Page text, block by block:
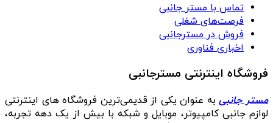
تماس با مستر جانبی
فرصت‌های شغلی
فروش در مسترجانبی
اخباری فناوری
فروشگاه اینترنتی مسترجانبی
مستر جانبیبه عنوان یکی از قدیمی‌ترین فروشگاه های اینترنتی
لوازم جانبی کامپیوتر، موبایل و شبکه با بیش از یک دهه تجربه،